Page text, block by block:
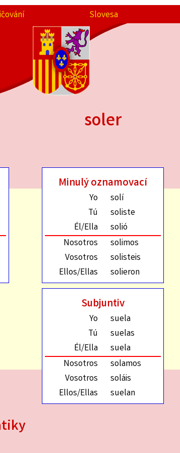
Slovesa
soler
Minulý oznamovací
Yo
solí
Tú
soliste
Él/Ella
solió
Nosotros
solimos
Vosotros
solisteis
Ellos/Ellas
solieron
Subjuntiv
Yo
suela
Tú
suelas
Él/Ella
suela
Nosotros
solamos
Vosotros
soláis
Ellos/Ellas
suelan